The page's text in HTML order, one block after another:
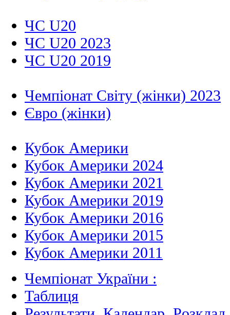
ЧС U20
ЧС U20 2023
ЧС U20 2019
Чемпіонат Світу (жінки) 2023
Євро (жінки)
Кубок Америки
Кубок Америки 2024
Кубок Америки 2021
Кубок Америки 2019
Кубок Америки 2016
Кубок Америки 2015
Кубок Америки 2011
Чемпіонат України :
Таблиця